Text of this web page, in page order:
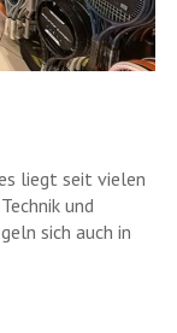
liegt seit vielen
und
sich auch in